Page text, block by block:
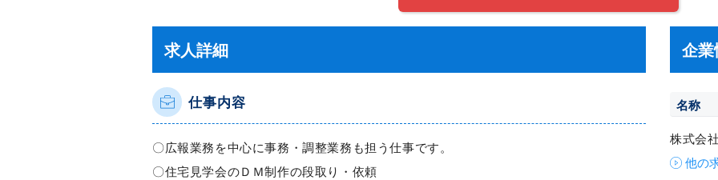
求人詳細
仕事内容
〇広報業務を中心に事務・調整業務も担う仕事です。
〇住宅見学会のＤＭ制作の段取り・依頼
企
名称
株式会
他の